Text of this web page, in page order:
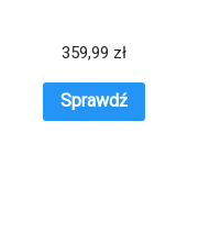
359,99 zł
Sprawdź